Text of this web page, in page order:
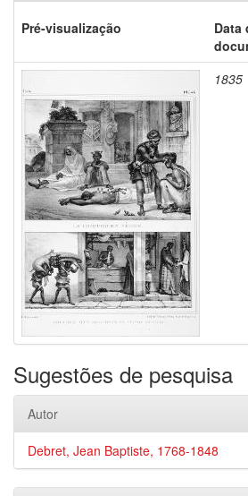
Pré-visualização
Data
1835
Sugestões de pesquisa
Autor
Debret, Jean Baptiste, 1768-1848